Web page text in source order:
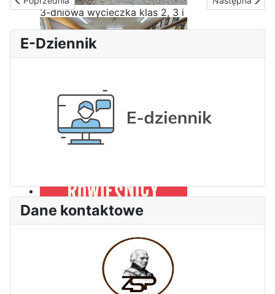
3-dniowa wycieczka klas 2, 3 i
4 technikum w Bieszczady
Wizyta edukacyjna w Areszcie
Bezpieczeństwo i kompetencje
uczniów - nasz priorytet
E-Dziennik
Dane kontaktowe